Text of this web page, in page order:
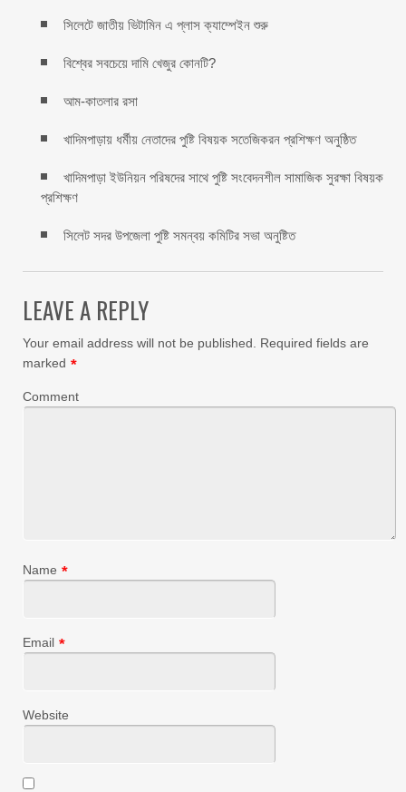
সিলেটে জাতীয় ভিটামিন এ প্লাস ক্যাম্পেইন শুরু
বিশ্বের সবচেয়ে দামি খেজুর কোনটি?
আম-কাতলার রসা
খাদিমপাড়ায় ধর্মীয় নেতাদের পুষ্টি বিষয়ক সতেজিকরন প্রশিক্ষণ অনুষ্ঠিত
খাদিমপাড়া ইউনিয়ন পরিষদের সাথে পুষ্টি সংবেদনশীল সামাজিক সুরক্ষা বিষয়ক
প্রশিক্ষণ
সিলেট সদর উপজেলা পুষ্টি সমন্বয় কমিটির সভা অনুষ্টিত
LEAVE A REPLY
Your email address will not be published.
Required fields are
marked *
Comment
Name *
Email *
Website